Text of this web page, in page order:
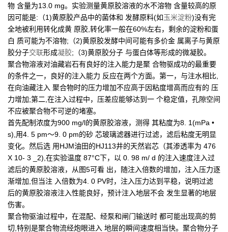
物 含量为13.0 mg。实验测量黄原胶溶液的水不溶物 含量较高的原
因可能是:（1)黄原胶产品中的菌体和 发酵原料(如玉米淀粉)没有完
全地被利用转化成黄 原胶,转化率一般在60%左右，剩余的淀粉和蛋
白 质可能为不溶物;（2)黄原胶发酵中间可能有多价金 属离子与黄原
胶分子交联形成凝胶;（3)黄原胶分子 与蛋白体等形成的微凝胶。
聚合物溶液对油藏岩石有良好的注入能力是聚 合物驱成功的最重要
的条件之一，良好的注入能力 反应在两个方面。第一，与注水相比,
在向油藏注入 聚合物时的压力增加不应高于因粘度增高而应有的 压
力增加;第二,在注入过程中，压差应能够达到一 个稳定值，孔隙空间
不应被聚合物不可逆的堵塞。
首先配制浓度为900 mg/l的黄原胶溶液，测得 其粘度为8. 1(mPa •
s),用4. 5 pm〜9. 0 pm的砂 芯玻璃滤器进行过滤，滤后粘度无明显
变化。然后选 用HJM油田的HJ113井的天然岩芯（其渗透率为 476
X 10- 3 _2),在实验温度 87°C下，以 0. 98 m/ d 的注入速度注入过
滤后的黄原胶溶液，从图5可看 出，随注入倍数的增加，注入压力逐
渐增加,但当注 入倍数为4. 0 PV时，注入压力达到平稳，说明过滤
后的黄原胶溶液注入性能良好，预计注入地层不会 发生显著的地层
伤害。
聚合物驱油过程中，在混配、经泵和闸门输送时 都可能出现高的剪
切,特别是聚合物流经炮眼进入 地层的瞬间速度相当快。聚合物分子